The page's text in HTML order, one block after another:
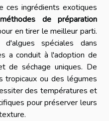
ces ingrédients exotiques
méthodes de préparation
en tirer le meilleur parti.
spéciales dans
a conduit à l'adoption de
de séchage uniques. De
tropicaux ou des légumes
des températures et
pour préserver leurs